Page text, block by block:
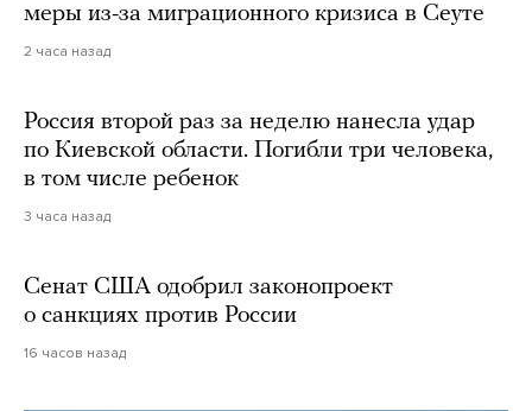
меры из-за миграционного кризиса в Сеуте
2 часа назад
Россия второй раз за неделю нанесла удар
по Киевской области. Погибли три человека,
в том числе ребенок
3 часа назад
Сенат США одобрил законопроект
о санкциях против России
16 часов назад